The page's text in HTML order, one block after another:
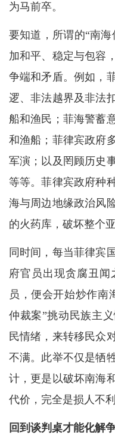
为马前卒。
要知道，所谓的“南
加和平、稳定与包容
争端和矛盾。例如，
逻、非法越界及非法
船和渔民；菲海警蓄
和渔船；菲律宾政府
军演；以及罔顾历史
等等。菲律宾政府种
海与周边地缘政治风
的火药库，破坏整个
同时间，每当菲律宾
府官员出现贪腐丑
员，便会开始炒作南
仲裁案”挑动民族主
民情绪，来转移民众
不满。此举不仅是牺
计，更是以破坏南海
代价，完全是损人不
回到谈判桌才能化解